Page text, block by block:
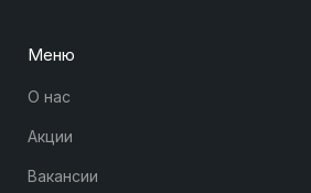
Меню
О нас
Акции
Вакансии